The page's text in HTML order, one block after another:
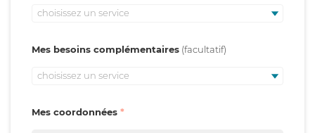
choisissez un service
Mes besoins complémentaires
choisissez un service
Mes coordonnées